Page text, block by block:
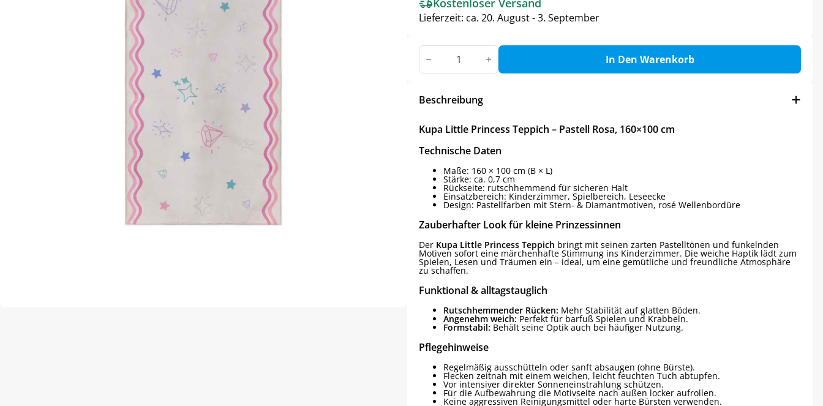
106,95€
74,97€.
Kostenloser Versand
Lieferzeit: ca. 20. August - 3. September
Kupa
Little
Princess
In Den Warenkorb
Beschreibung
Kupa Little Princess Teppich – Pastell Rosa, 160×100 cm
Technische Daten
Maße: 160 × 100 cm (B × L)
Stärke: ca. 0,7 cm
Rückseite: rutschhemmend für sicheren Halt
Einsatzbereich: Kinderzimmer, Spielbereich, Leseecke
Design: Pastellfarben mit Stern- & Diamantmotiven, rosé Wellenbordüre
Zauberhafter Look für kleine Prinzessinnen
Der Kupa Little Princess Teppich bringt mit seinen zarten Pastelltönen und funkelnden
Motiven sofort eine märchenhafte Stimmung ins Kinderzimmer. Die weiche Haptik lädt zum
Spielen, Lesen und Träumen ein – ideal, um eine gemütliche und freundliche Atmosphäre
zu schaffen.
Funktional & alltagstauglich
Rutschhemmender Rücken: Mehr Stabilität auf glatten Böden.
Angenehm weich: Perfekt für barfuß Spielen und Krabbeln.
Formstabil: Behält seine Optik auch bei häufiger Nutzung.
Pflegehinweise
Regelmäßig ausschütteln oder sanft absaugen (ohne Bürste).
Flecken zeitnah mit einem weichen, leicht feuchten Tuch abtupfen.
Vor intensiver direkter Sonneneinstrahlung schützen.
Für die Aufbewahrung die Motivseite nach außen locker aufrollen.
Keine aggressiven Reinigungsmittel oder harte Bürsten verwenden.